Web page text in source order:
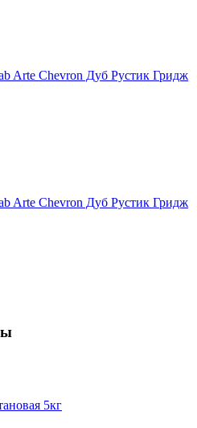
Arte Chevron Дуб Рустик Гридж
Arte Chevron Дуб Рустик Гридж
5кг